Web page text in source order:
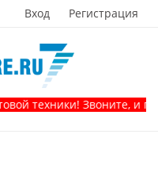
Вход Регистрация
Звоните, и